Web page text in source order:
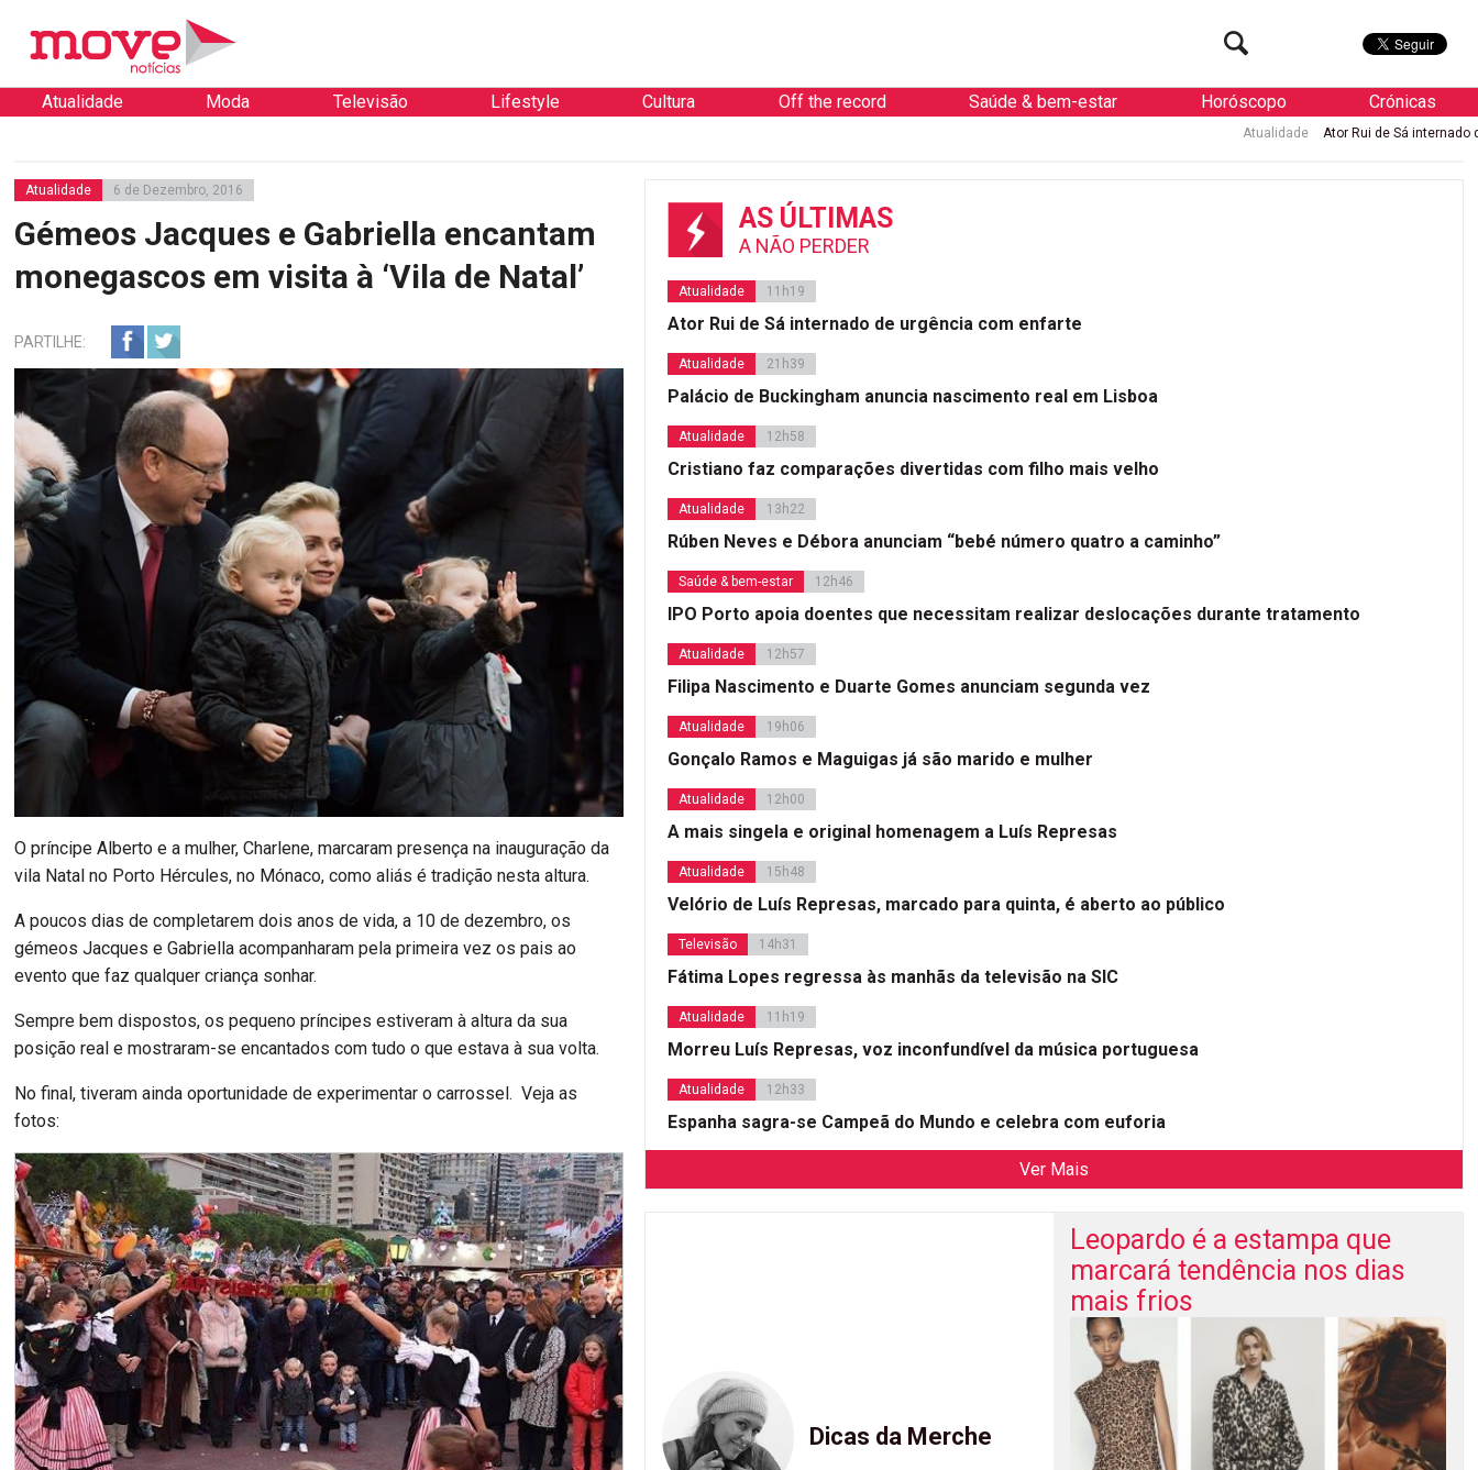
Atualidade Moda Televisão Lifestyle Cultura Off the record Saúde & bem-estar Horóscopo Crónicas
Ator Rui de Sá internado de urgência com
Atualidade 6 de Dezembro, 2016
Gémeos Jacques e Gabriella encantam
monegascos em visita à ‘Vila de Natal’
PARTILHE:
O príncipe Alberto e a mulher, Charlene, marcaram presença na inauguração da
vila Natal no Porto Hércules, no Mónaco, como aliás é tradição nesta altura.
A poucos dias de completarem dois anos de vida, a 10 de dezembro, os
gémeos Jacques e Gabriella acompanharam pela primeira vez os pais ao
evento que faz qualquer criança sonhar.
Sempre bem dispostos, os pequeno príncipes estiveram à altura da sua
posição real e mostraram-se encantados com tudo o que estava à sua volta.
No final, tiveram ainda oportunidade de experimentar o carrossel. Veja as
fotos:
AS ÚLTIMAS
A NÃO PERDER
Atualidade 11h19
Ator Rui de Sá internado de urgência com enfarte
Atualidade 21h39
Palácio de Buckingham anuncia nascimento real em Lisboa
Atualidade 12h58
Cristiano faz comparações divertidas com filho mais velho
Atualidade 13h22
Rúben Neves e Débora anunciam “bebé número quatro a caminho”
Saúde & bem-estar 12h46
IPO Porto apoia doentes que necessitam realizar deslocações durante tratamento
Atualidade 12h57
Filipa Nascimento e Duarte Gomes anunciam segunda vez
Atualidade 19h06
Gonçalo Ramos e Maguigas já são marido e mulher
Atualidade 12h00
A mais singela e original homenagem a Luís Represas
Atualidade 15h48
Velório de Luís Represas, marcado para quinta, é aberto ao público
Televisão 14h31
Fátima Lopes regressa às manhãs da televisão na SIC
Atualidade 11h19
Morreu Luís Represas, voz inconfundível da música portuguesa
Atualidade 12h33
Espanha sagra-se Campeã do Mundo e celebra com euforia
Ver Mais
Dicas da Merche
Leopardo é a estampa que
marcará tendência nos dias
mais frios